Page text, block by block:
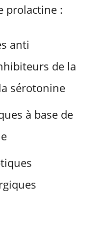
prolactine :
anti
de la
sérotonine
à base de